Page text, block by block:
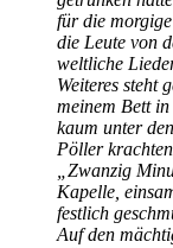
für die
die Leute von
weltliche
Weiteres steht
meinem Bett
kaum unter
Pöller
„Zwanzig
Kapelle,
festlich
Auf den